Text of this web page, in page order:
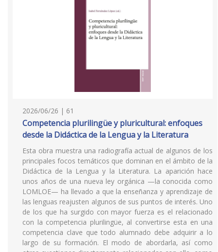
2026/06/26 | 61
Competencia plurilingüe y pluricultural: enfoques
desde la Didáctica de la Lengua y la Literatura
Esta obra muestra una radiografía actual de algunos de los
principales focos temáticos que dominan en el ámbito de la
Didáctica de la Lengua y la Literatura. La aparición hace
unos años de una nueva ley orgánica —la conocida como
LOMLOE— ha llevado a que la enseñanza y aprendizaje de
las lenguas reajusten algunos de sus puntos de interés. Uno
de los que ha surgido con mayor fuerza es el relacionado
con la competencia plurilingüe, al convertirse esta en una
competencia clave que todo alumnado debe adquirir a lo
largo de su formación. El modo de abordarla, así como